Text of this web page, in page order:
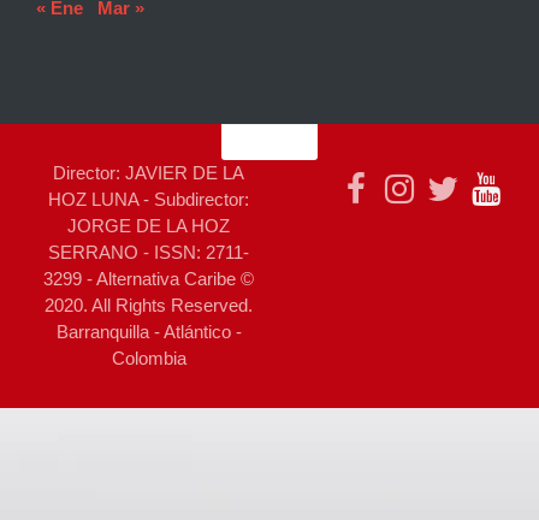
« Ene
Mar »
Director: JAVIER DE LA
HOZ LUNA - Subdirector:
JORGE DE LA HOZ
SERRANO - ISSN: 2711-
3299 - Alternativa Caribe ©
2020. All Rights Reserved.
Barranquilla - Atlántico -
Colombia